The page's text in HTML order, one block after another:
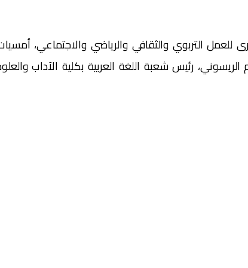
التربوي والثقافي والرياضي والاجتماعي،
رئيس شعبة اللغة العربية بكلية الآداب